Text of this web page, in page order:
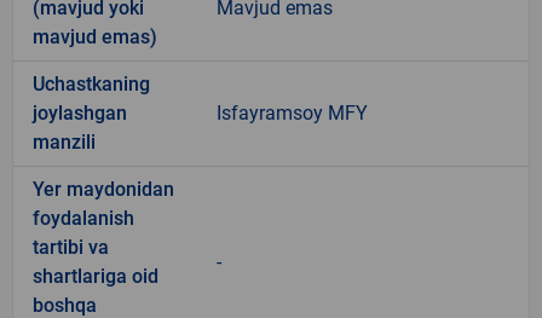
(mavjud yoki
mavjud emas)
Mavjud emas
Uchastkaning
joylashgan
manzili
Isfayramsoy MFY
Yer maydonidan
foydalanish
tartibi va
shartlariga oid
boshqa
-